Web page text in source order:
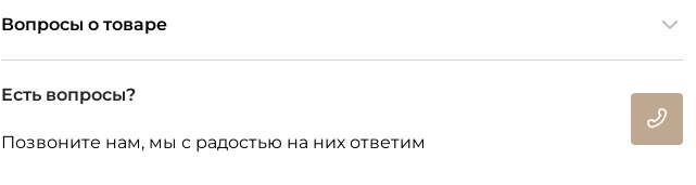
Вопросы о товаре
Есть вопросы?
Позвоните нам, мы с радостью на них ответим